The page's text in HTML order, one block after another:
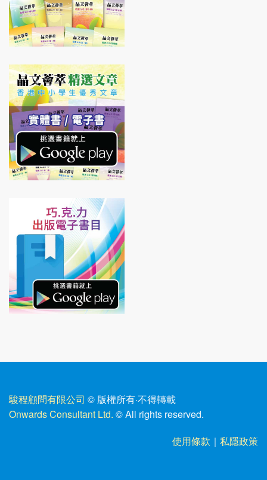
駿程顧問有限公司 © 版權所有·不得轉載
Onwards Consultant Ltd. © All rights reserved.
使用條款 ｜ 私隱政策